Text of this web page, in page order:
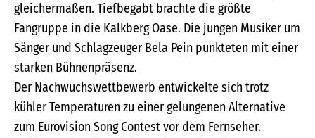
gleichermaßen. Tiefbegabt brachte die größte
Fangruppe in die Kalkberg Oase. Die jungen Musiker um
Sänger und Schlagzeuger Bela Pein punkteten mit einer
starken Bühnenpräsenz.
Der Nachwuchswettbewerb entwickelte sich trotz
kühler Temperaturen zu einer gelungenen Alternative
zum Eurovision Song Contest vor dem Fernseher.